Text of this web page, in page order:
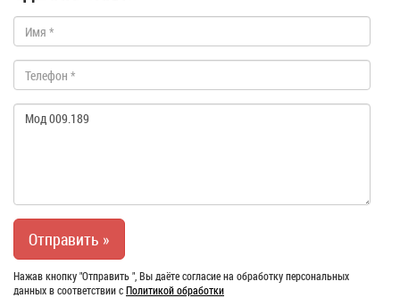
Нажав кнопку "Отправить ", Вы даёте согласие на обработку персональных
данных в соответствии сПолитикой обработки